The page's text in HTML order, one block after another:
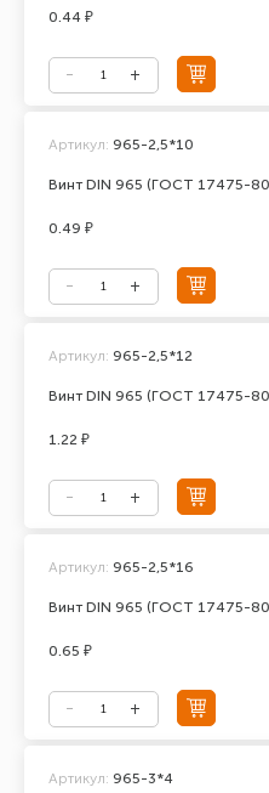
0.44 ₽
Винт DIN 965 (ГОСТ 17475-
Артикул: 965-2,5*10
0.49 ₽
Винт DIN 965 (ГОСТ 17475-
Артикул: 965-2,5*12
1.22 ₽
Винт DIN 965 (ГОСТ 17475-
Артикул: 965-2,5*16
0.65 ₽
Артикул: 965-3*4